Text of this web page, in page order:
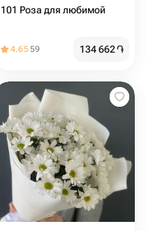
101 Роза для любимой
4.6559 134 662֏